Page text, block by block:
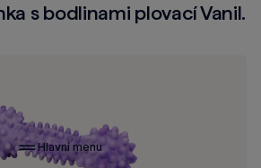
Hlavní menu
s bodlinami plovací Vanil.